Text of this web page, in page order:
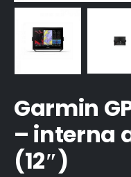
Garmin
– interna
(12″)